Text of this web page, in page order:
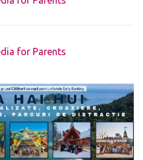
does not exist.